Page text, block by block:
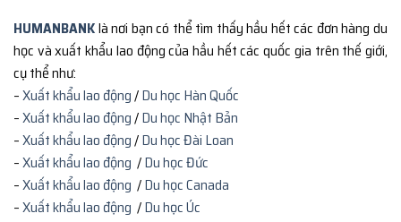
HUMANBANKlà nơi bạn có thể tìm thấy hầu hết các đơn hàng du
học và xuất khẩu lao động của hầu hết các quốc gia trên thế giới,
cụ thể như:
–Xuất khẩu lao động/Du học Hàn Quốc
–Xuất khẩu lao động/Du học Nhật Bản
–Xuất khẩu lao động/Du học Đài Loan
–Xuất khẩu lao động /Du học Đức
–Xuất khẩu lao động /Du học Canada
–Xuất khẩu lao động /Du học Úc